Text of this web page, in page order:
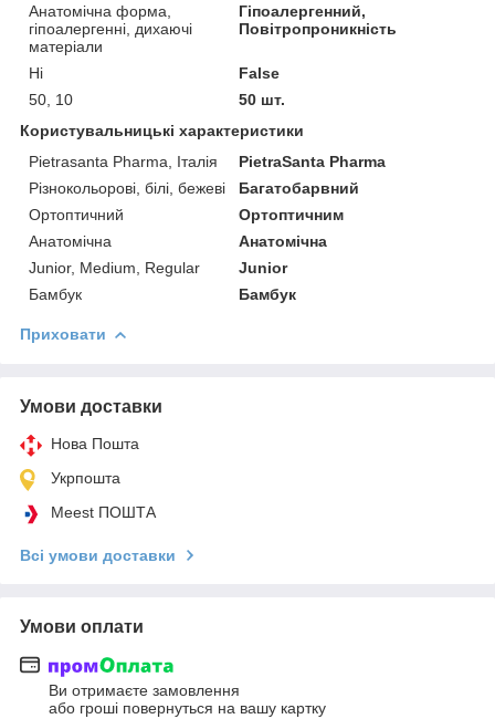
Анатомічна форма,
гіпоалергенні, дихаючі
матеріали
Гіпоалергенний,
Повітропроникність
Ні
False
50, 10
50 шт.
Користувальницькі характеристики
Pietrasanta Pharma, Італія
PietraSanta Pharma
Різнокольорові, білі, бежеві
Багатобарвний
Ортоптичний
Ортоптичним
Анатомічна
Анатомічна
Junior, Medium, Regular
Junior
Бамбук
Бамбук
Приховати
Умови доставки
Нова Пошта
Укрпошта
Meest ПОШТА
Всі умови доставки
Умови оплати
Ви отримаєте замовлення
або гроші повернуться на вашу картку